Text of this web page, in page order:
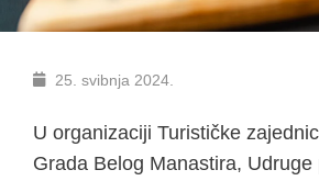
25. svibnja 2024.
U organizaciji Turističke
Grada Belog Manastira, Udruge